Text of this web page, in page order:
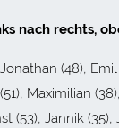
nach rechts,
(48),
Maximilian
(53), Jannik (35),